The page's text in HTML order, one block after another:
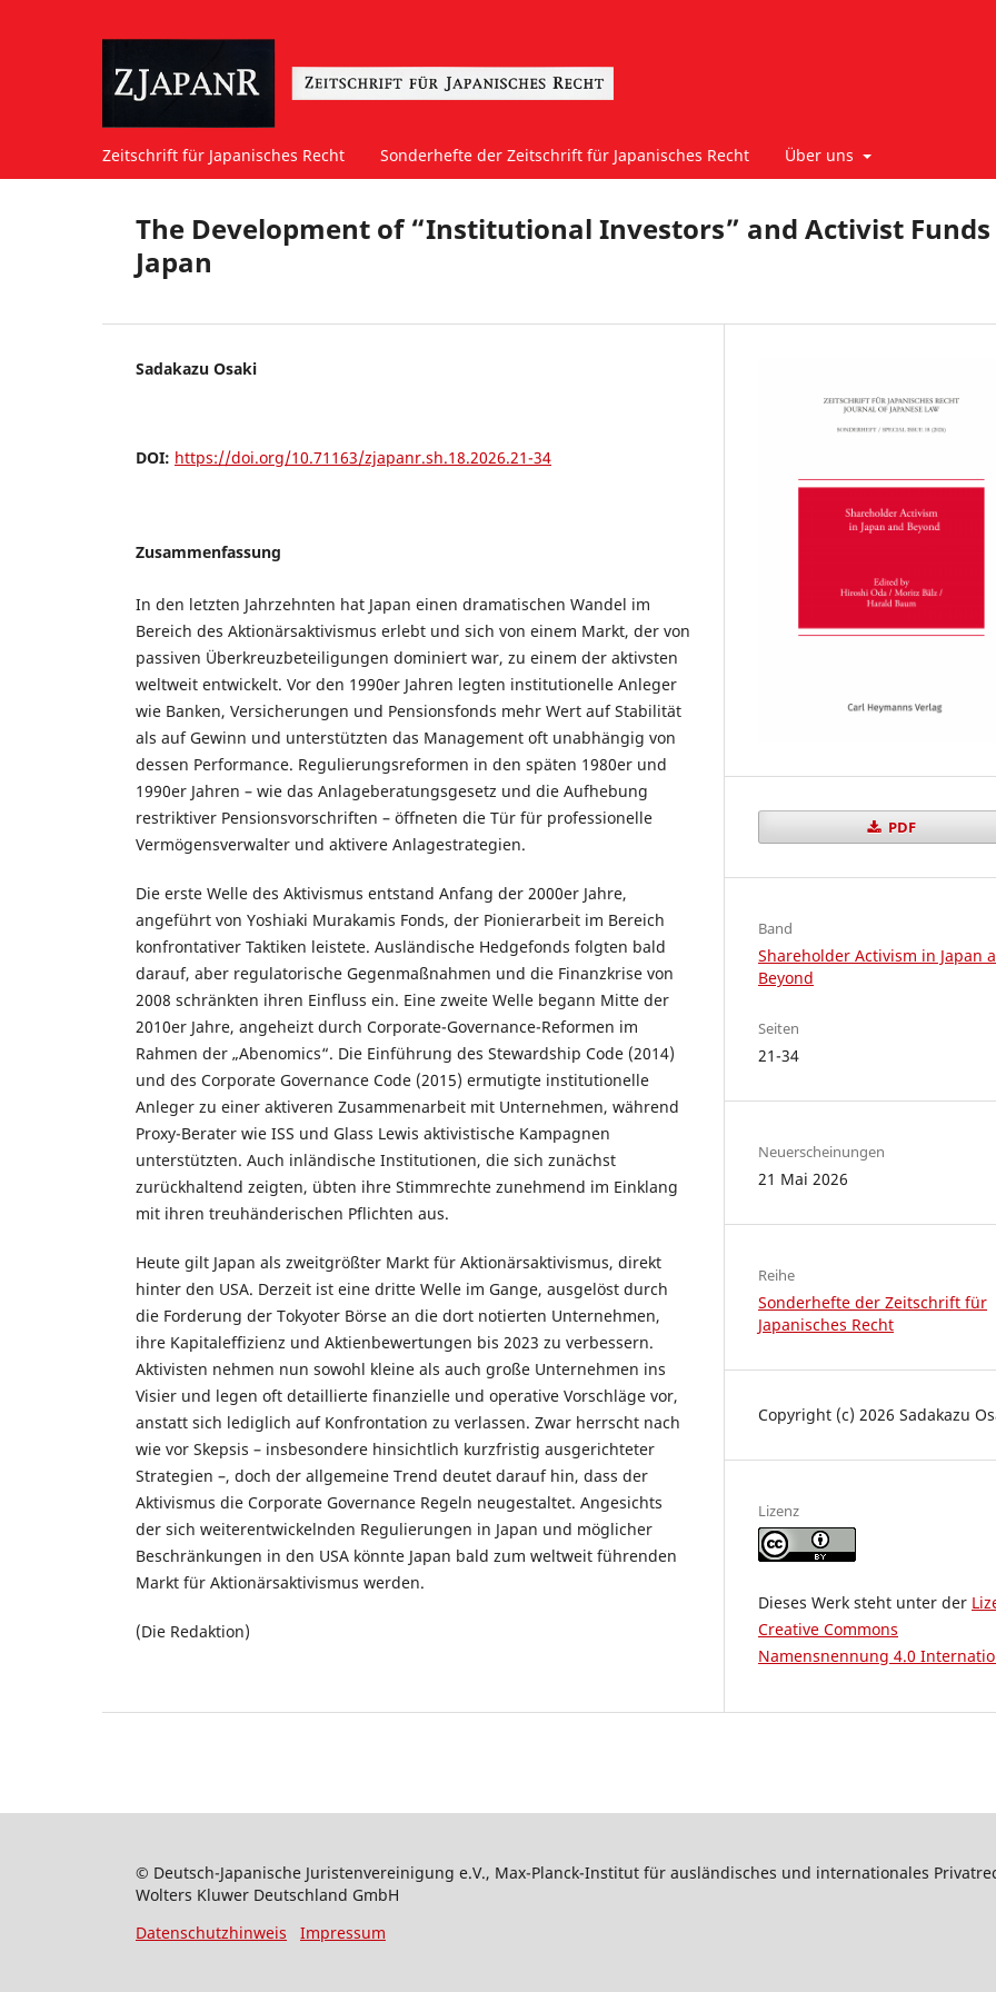
Zeitschrift für Japanisches Recht Sonderhefte der Zeitschrift für Japanisches Recht Über uns
The Development of “Institutional Investors” and Activist
Japan
Sadakazu Osaki
DOI: https://doi.org/10.71163/zjapanr.sh.18.2026.21-34
Zusammenfassung
In den letzten Jahrzehnten hat Japan einen dramatischen Wandel im
Bereich des Aktionärsaktivismus erlebt und sich von einem Markt, der von
passiven Überkreuzbeteiligungen dominiert war, zu einem der aktivsten
weltweit entwickelt. Vor den 1990er Jahren legten institutionelle Anleger
wie Banken, Versicherungen und Pensionsfonds mehr Wert auf Stabilität
als auf Gewinn und unterstützten das Management oft unabhängig von
dessen Performance. Regulierungsreformen in den späten 1980er und
1990er Jahren – wie das Anlageberatungsgesetz und die Aufhebung
restriktiver Pensionsvorschriften – öffneten die Tür für professionelle
Vermögensverwalter und aktivere Anlagestrategien.
Die erste Welle des Aktivismus entstand Anfang der 2000er Jahre,
angeführt von Yoshiaki Murakamis Fonds, der Pionierarbeit im Bereich
konfrontativer Taktiken leistete. Ausländische Hedgefonds folgten bald
darauf, aber regulatorische Gegenmaßnahmen und die Finanzkrise von
2008 schränkten ihren Einfluss ein. Eine zweite Welle begann Mitte der
2010er Jahre, angeheizt durch Corporate-Governance-Reformen im
Rahmen der „Abenomics“. Die Einführung des Stewardship Code (2014)
und des Corporate Governance Code (2015) ermutigte institutionelle
Anleger zu einer aktiveren Zusammenarbeit mit Unternehmen, während
Proxy-Berater wie ISS und Glass Lewis aktivistische Kampagnen
unterstützten. Auch inländische Institutionen, die sich zunächst
zurückhaltend zeigten, übten ihre Stimmrechte zunehmend im Einklang
mit ihren treuhänderischen Pflichten aus.
Heute gilt Japan als zweitgrößter Markt für Aktionärsaktivismus, direkt
hinter den USA. Derzeit ist eine dritte Welle im Gange, ausgelöst durch
die Forderung der Tokyoter Börse an die dort notierten Unternehmen,
ihre Kapitaleffizienz und Aktienbewertungen bis 2023 zu verbessern.
Aktivisten nehmen nun sowohl kleine als auch große Unternehmen ins
Visier und legen oft detaillierte finanzielle und operative Vorschläge vor,
anstatt sich lediglich auf Konfrontation zu verlassen. Zwar herrscht nach
wie vor Skepsis – insbesondere hinsichtlich kurzfristig ausgerichteter
Strategien –, doch der allgemeine Trend deutet darauf hin, dass der
Aktivismus die Corporate Governance Regeln neugestaltet. Angesichts
der sich weiterentwickelnden Regulierungen in Japan und möglicher
Beschränkungen in den USA könnte Japan bald zum weltweit führenden
Markt für Aktionärsaktivismus werden.
(Die Redaktion)
PDF
Band
Shareholder Activism in Japan
Beyond
Seiten
21-34
Neuerscheinungen
21 Mai 2026
Reihe
Sonderhefte der Zeitschrift für
Japanisches Recht
Copyright (c) 2026 Sadakazu
Lizenz
Dieses Werk steht unter der
Creative Commons
Namensnennung 4.0
© Deutsch-Japanische Juristenvereinigung e.V., Max-Planck-Institut für ausländisches und internationales
Wolters Kluwer Deutschland GmbH
Datenschutzhinweis
Impressum